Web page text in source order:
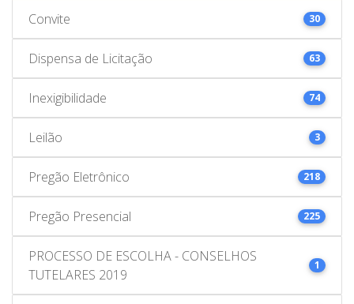
Convite 30
Dispensa de Licitação 63
Inexigibilidade 74
Leilão 3
Pregão Eletrônico 218
Pregão Presencial 225
PROCESSO DE ESCOLHA - CONSELHOS
TUTELARES 2019
1